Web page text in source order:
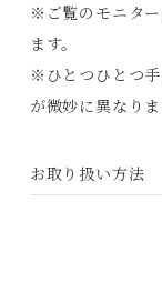
※ご覧のモニタ
ます。
※ひとつひとつ
が微妙に異なりま
お取り扱い方法